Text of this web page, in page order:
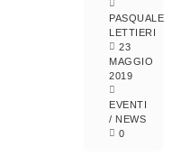
PASQUALE
LETTIERI
23
MAGGIO
2019
EVENTI
/ NEWS
0